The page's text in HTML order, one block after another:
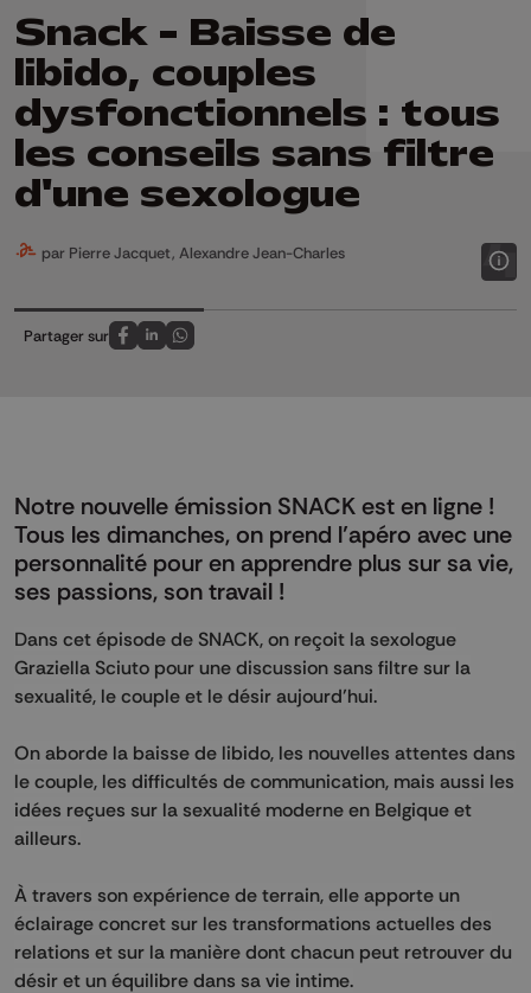
Snack - Baisse de
libido, couples
dysfonctionnels : tous
les conseils sans filtre
d'une sexologue
par Pierre Jacquet, Alexandre Jean-Charles
Partager sur
Partagez sur FaceBook
Partagez sur LinkedIn
Partagez sur Whatsapp
Notre nouvelle émission SNACK est en ligne !
Tous les dimanches, on prend l’apéro avec une
personnalité pour en apprendre plus sur sa vie,
ses passions, son travail !
Dans cet épisode de SNACK, on reçoit la sexologue
Graziella Sciuto pour une discussion sans filtre sur la
sexualité, le couple et le désir aujourd’hui.
On aborde la baisse de libido, les nouvelles attentes dans
le couple, les difficultés de communication, mais aussi les
idées reçues sur la sexualité moderne en Belgique et
ailleurs.
À travers son expérience de terrain, elle apporte un
éclairage concret sur les transformations actuelles des
relations et sur la manière dont chacun peut retrouver du
désir et un équilibre dans sa vie intime.